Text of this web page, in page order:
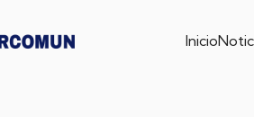
Inicio